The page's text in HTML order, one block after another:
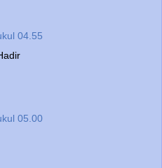
04.55
05.00